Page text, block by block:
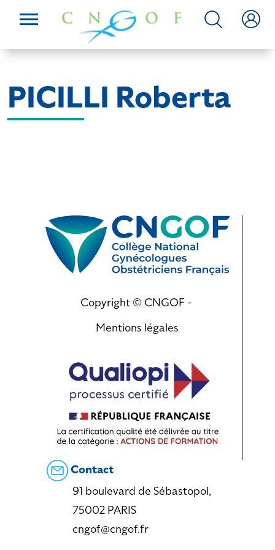
PICILLI Roberta
Copyright © CNGOF -
Mentions légales
Contact
91 boulevard de Sébastopol,
75002 PARIS
cngof@cngof.fr